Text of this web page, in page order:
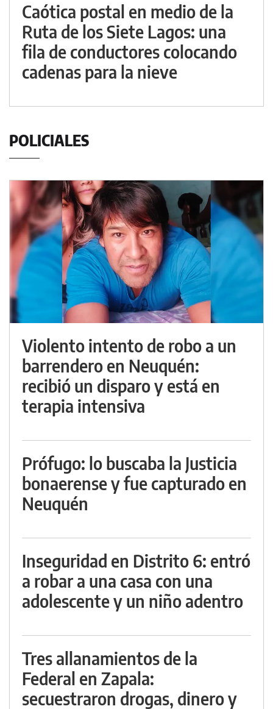
Caótica postal en medio de la
Ruta de los Siete Lagos: una
fila de conductores colocando
cadenas para la nieve
POLICIALES
Violento intento de robo a un
barrendero en Neuquén:
recibió un disparo y está en
terapia intensiva
Prófugo: lo buscaba la Justicia
bonaerense y fue capturado en
Neuquén
Inseguridad en Distrito 6: entró
a robar a una casa con una
adolescente y un niño adentro
Tres allanamientos de la
Federal en Zapala:
secuestraron drogas, dinero y